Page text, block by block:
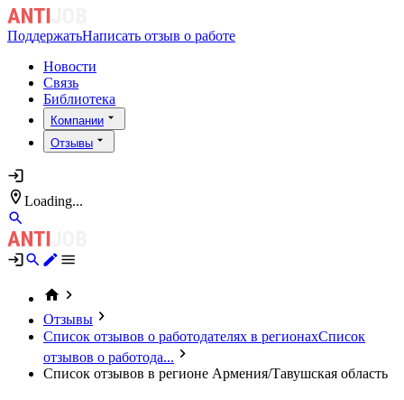
ПоддержатьНаписать отзыв о работе
Новости
Связь
Библиотека
Компании
Отзывы
Loading...
Отзывы
Список отзывов о работодателях в регионахСписок
отзывов о работода...
Список отзывов в регионе Армения/Тавушская область